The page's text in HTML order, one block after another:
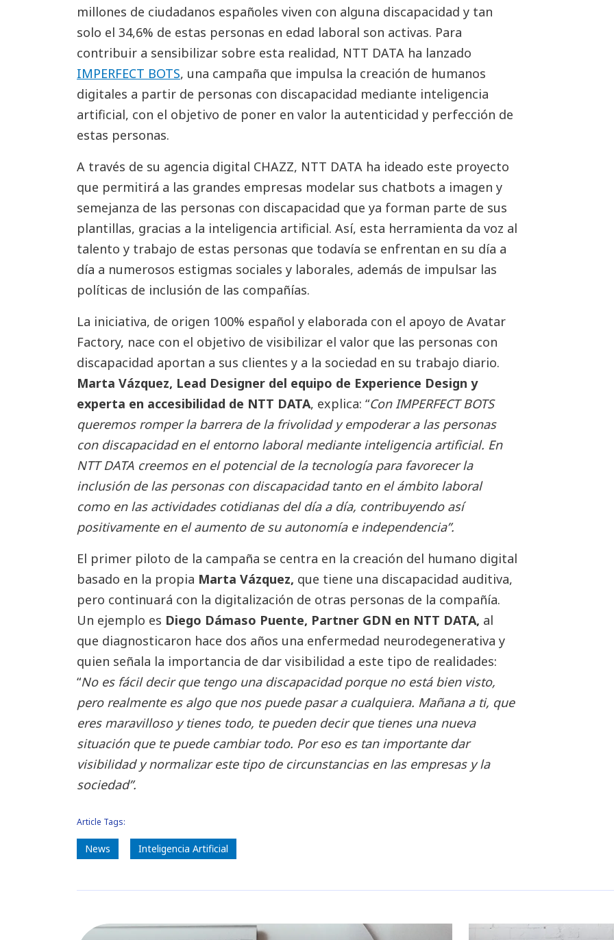
millones de ciudadanos españoles viven con alguna discapacidad y tan
solo el 34,6% de estas personas en edad laboral son activas. Para
contribuir a sensibilizar sobre esta realidad, NTT DATA ha lanzado
IMPERFECT BOTS, una campaña que impulsa la creación de humanos
digitales a partir de personas con discapacidad mediante inteligencia
artificial, con el objetivo de poner en valor la autenticidad y perfección de
estas personas.
A través de su agencia digital CHAZZ, NTT DATA ha ideado este proyecto
que permitirá a las grandes empresas modelar sus chatbots a imagen y
semejanza de las personas con discapacidad que ya forman parte de sus
plantillas, gracias a la inteligencia artificial. Así, esta herramienta da voz al
talento y trabajo de estas personas que todavía se enfrentan en su día a
día a numerosos estigmas sociales y laborales, además de impulsar las
políticas de inclusión de las compañías.
La iniciativa, de origen 100% español y elaborada con el apoyo de Avatar
Factory, nace con el objetivo de visibilizar el valor que las personas con
discapacidad aportan a sus clientes y a la sociedad en su trabajo diario.
Marta Vázquez, Lead Designer del equipo de Experience Design y
experta en accesibilidad de NTT DATA, explica: “Con IMPERFECT BOTS
queremos romper la barrera de la frivolidad y empoderar a las personas
con discapacidad en el entorno laboral mediante inteligencia artificial. En
NTT DATA creemos en el potencial de la tecnología para favorecer la
inclusión de las personas con discapacidad tanto en el ámbito laboral
como en las actividades cotidianas del día a día, contribuyendo así
positivamente en el aumento de su autonomía e independencia”.
El primer piloto de la campaña se centra en la creación del humano digital
basado en la propia Marta Vázquez, que tiene una discapacidad auditiva,
pero continuará con la digitalización de otras personas de la compañía.
Un ejemplo es Diego Dámaso Puente, Partner GDN en NTT DATA, al
que diagnosticaron hace dos años una enfermedad neurodegenerativa y
quien señala la importancia de dar visibilidad a este tipo de realidades:
“No es fácil decir que tengo una discapacidad porque no está bien visto,
pero realmente es algo que nos puede pasar a cualquiera. Mañana a ti, que
eres maravilloso y tienes todo, te pueden decir que tienes una nueva
situación que te puede cambiar todo. Por eso es tan importante dar
visibilidad y normalizar este tipo de circunstancias en las empresas y la
sociedad”.
Article Tags:
News Inteligencia Artificial